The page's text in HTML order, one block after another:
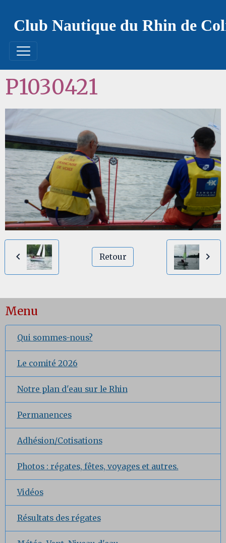
Club Nautique du Rhin de
P1030421
Retour
Menu
Qui sommes-nous?
Le comité 2026
Notre plan d'eau sur le Rhin
Permanences
Adhésion/Cotisations
Photos : régates, fêtes, voyages et autres.
Vidéos
Résultats des régates